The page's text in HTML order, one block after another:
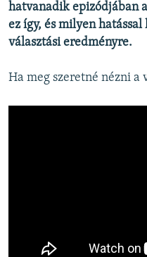
Valamennyi RFE/RL
hatvanadik epizódjában
ez így, és milyen
választási eredményre.
Ha meg szeretné nézni a